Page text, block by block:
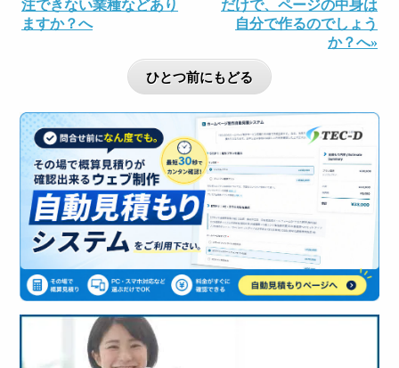
注できない業種などあり
ますか？へ
だけで、ページの中身は
自分で作るのでしょう
か？へ»